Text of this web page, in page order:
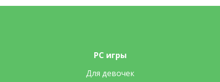
PC игры
Для девочек